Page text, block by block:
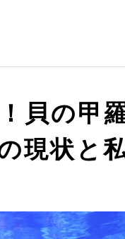
貝の甲
現状と